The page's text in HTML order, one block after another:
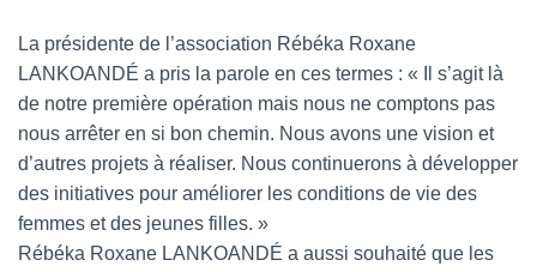
La présidente de l’association Rébéka Roxane
LANKOANDÉ a pris la parole en ces termes : « Il s’agit là
de notre première opération mais nous ne comptons pas
nous arrêter en si bon chemin. Nous avons une vision et
d’autres projets à réaliser. Nous continuerons à développer
des initiatives pour améliorer les conditions de vie des
femmes et des jeunes filles. »
Rébéka Roxane LANKOANDÉ a aussi souhaité que les